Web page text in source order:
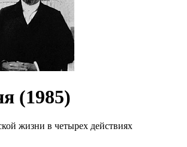
(1985)
жизни в четырех действиях